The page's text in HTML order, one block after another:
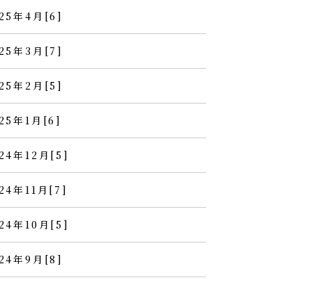
年4月[6]
年3月[7]
年2月[5]
年1月[6]
年12月[5]
年11月[7]
年10月[5]
年9月[8]